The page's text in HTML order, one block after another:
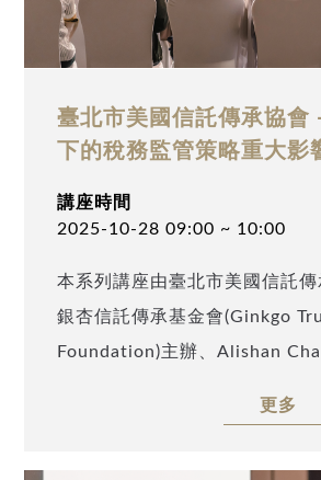
臺北市美國信託傳承協會
下的稅務監管策略重大影
講座時間
2025-10-28 09:00 ~ 10:00
本系列講座由臺北市美國信託傳
銀杏信託傳承基金會(Ginkgo
Foundation)主辦、Alishan
團中國華南、香港、新加坡、馬
更多